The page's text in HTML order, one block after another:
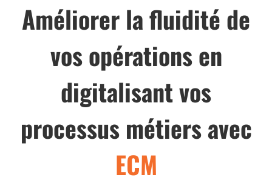
Améliorer la fluidité de
vos opérations en
digitalisant vos
processus métiers avec
ECM